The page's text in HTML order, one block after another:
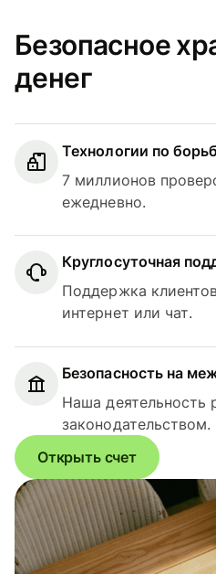
Безопасное
денег
Технологии по
7 миллионов
ежедневно.
Круглосуточная
Поддержка
интернет или чат.
Безопасность на
Наша деятельность
законодательством.
Открыть счет